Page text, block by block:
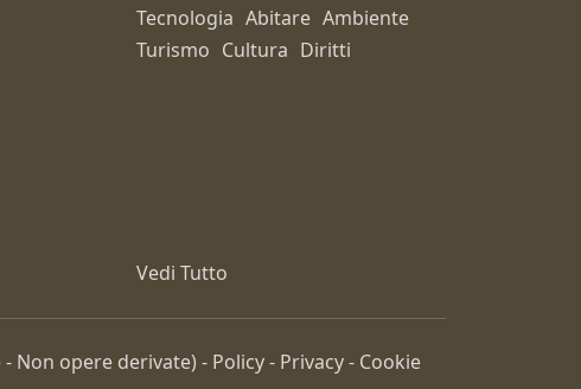
Tecnologia Abitare Ambiente
Turismo Cultura Diritti
Vedi Tutto
Non opere derivate) - Policy- Privacy- Cookie